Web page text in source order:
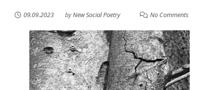
09.09.2023 byNew Social Poetry No Comments